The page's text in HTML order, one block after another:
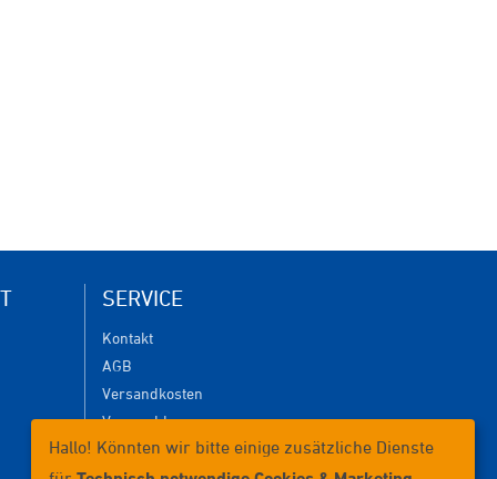
SERVICE
Kontakt
AGB
Versandkosten
Versanddauer
Lieferbedingungen
Hallo! Könnten wir bitte einige zusätzliche Dienste